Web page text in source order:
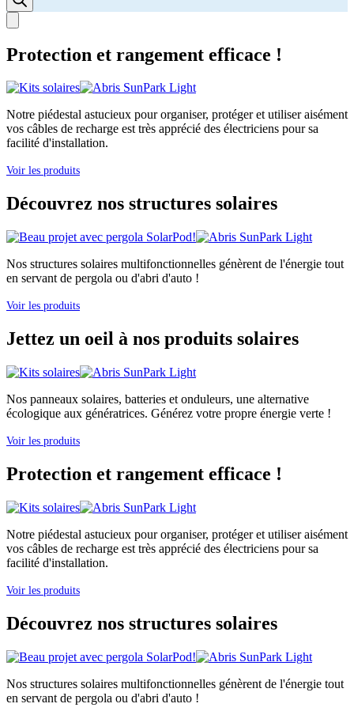
Protection et rangement efficace !
Notre piédestal astucieux pour organiser, protéger et utiliser aisément
vos câbles de recharge est très apprécié des électriciens pour sa
facilité d'installation.
Voir les produits
Découvrez nos structures solaires
Nos structures solaires multifonctionnelles génèrent de l'énergie tout
en servant de pergola ou d'abri d'auto !
Voir les produits
Jettez un oeil à nos produits solaires
Nos panneaux solaires, batteries et onduleurs, une alternative
écologique aux génératrices. Générez votre propre énergie verte !
Voir les produits
Protection et rangement efficace !
Notre piédestal astucieux pour organiser, protéger et utiliser aisément
vos câbles de recharge est très apprécié des électriciens pour sa
facilité d'installation.
Voir les produits
Découvrez nos structures solaires
Nos structures solaires multifonctionnelles génèrent de l'énergie tout
en servant de pergola ou d'abri d'auto !